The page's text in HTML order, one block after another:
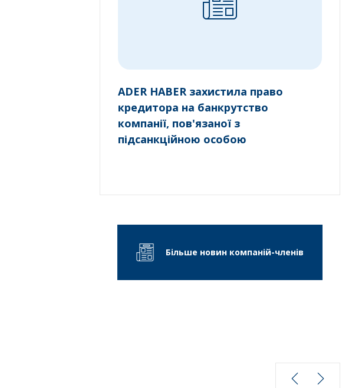
ADER HABER захистила право
кредитора на банкрутство
компанії, пов'язаної з
підсанкційною особою
Більше новин компаній-членів